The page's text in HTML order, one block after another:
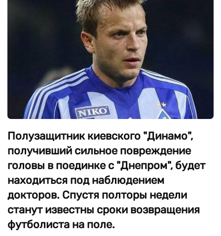
Полузащитник киевского "Динамо",
получивший сильное повреждение
головы в поединке с "Днепром", будет
находиться под наблюдением
докторов. Спустя полторы недели
станут известны сроки возвращения
футболиста на поле.